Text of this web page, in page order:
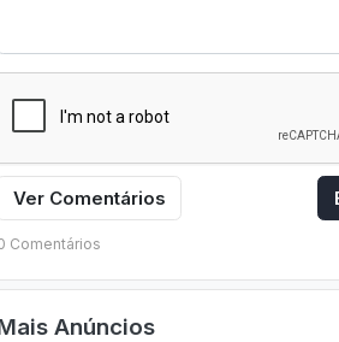
Ver Comentários
Comentários
Anúncios